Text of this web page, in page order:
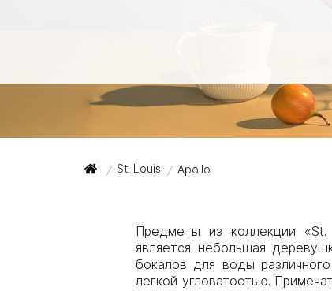
/ St. Louis / Apollo
Предметы из коллекции «St.
является небольшая
бокалов для воды
легкой угловатостью.